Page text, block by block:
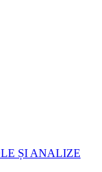
ȘI ANALIZE